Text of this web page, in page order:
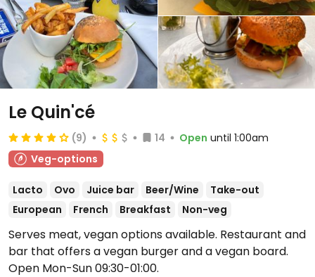
Le Quin'cé
(9) 14 Open until 1:00am
Veg-options
Lacto Ovo Juice bar Beer/Wine
Take-out
European
French Breakfast Non-veg
Serves meat, vegan options available. Restaurant and
bar that offers a vegan burger and a vegan board.
Open Mon-Sun 09:30-01:00.